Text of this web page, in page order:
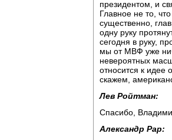
президентом, и
Главное не то,
существенно,
одну руку
сегодня в руку,
мы от МВФ уже
невероятных
относится к идее
скажем,
Лев Ройтман:
Спасибо,
Александр Рар: